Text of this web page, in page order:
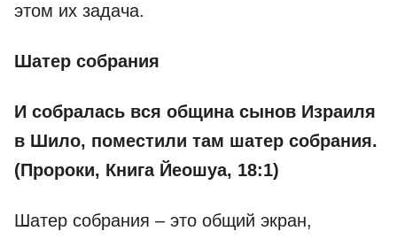
этом их задача.
Шатер собрания
И собралась вся община сынов Израиля
в Шило, поместили там шатер собрания.
(Пророки, Книга Йеошуа, 18:1)
Шатер собрания – это общий экран,